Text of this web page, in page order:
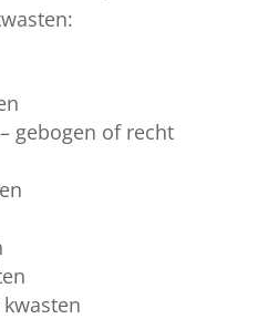
gebogen of recht